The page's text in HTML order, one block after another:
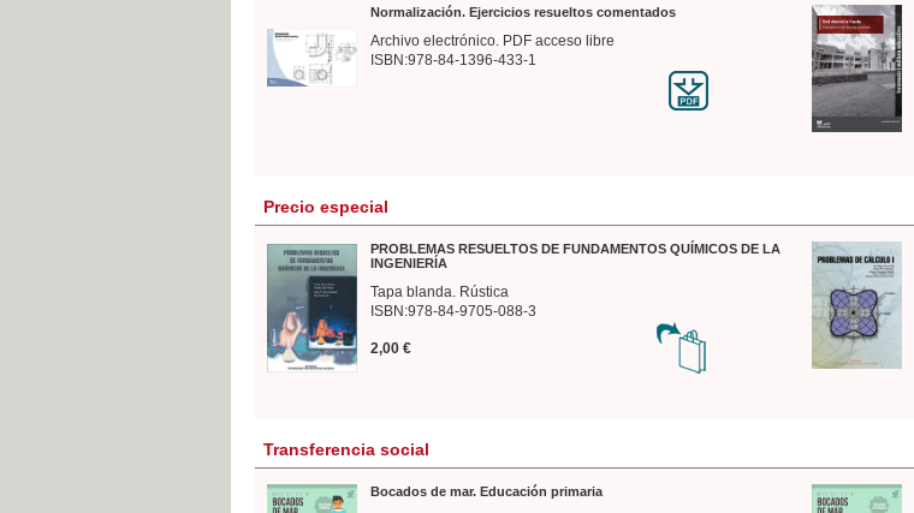
Normalización. Ejercicios resueltos comentados
Archivo electrónico. PDF acceso libre
ISBN:978-84-1396-433-1
Precio especial
PROBLEMAS RESUELTOS DE FUNDAMENTOS QUÍMICOS DE LA
INGENIERÍA
Tapa blanda. Rústica
ISBN:978-84-9705-088-3
2,00 €
Transferencia social
Bocados de mar. Educación primaria